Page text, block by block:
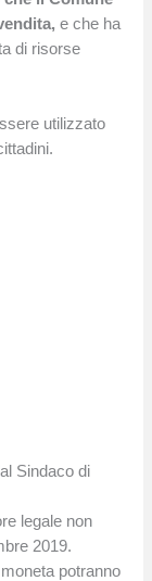
e che ha
di risorse
utilizzato
Sindaco di
legale non
2019.
potranno